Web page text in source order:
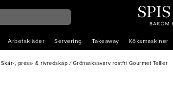
Arbetskläder Servering Takeaway Köksmaskiner
Skär-, press- & rivredskap / Grönsakssvarv rostfri Gourmet Tellier